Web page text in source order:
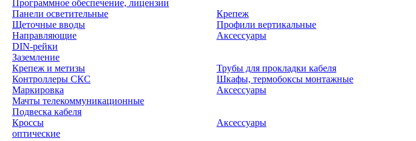
Программное обеспечение, лицензии
Панели осветительные
Щеточные вводы
Направляющие
DIN-рейки
Заземление
Крепеж
Профили вертикальные
Аксессуары
Крепеж и метизы
Контроллеры СКС
Маркировка
Мачты телекоммуникационные
Подвеска кабеля
Трубы для прокладки кабеля
Шкафы, термобоксы монтажные
Аксессуары
Кроссы
оптические
Аксессуары